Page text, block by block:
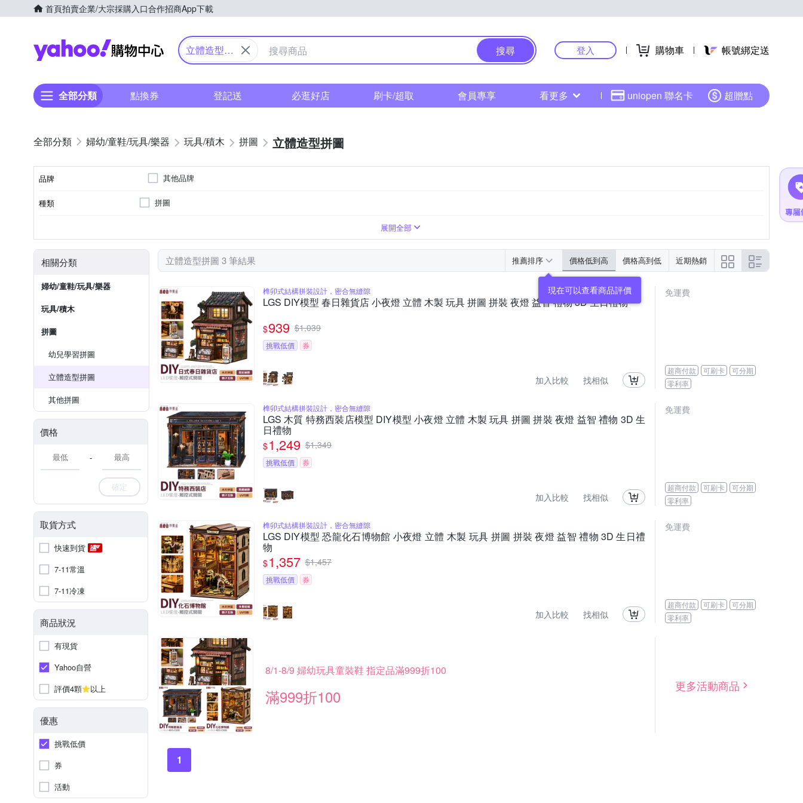
首頁拍賣企業/大宗採購入口合作招商App下載
Yahoo購物中心
立體造型拼
搜尋 登入 購物車 帳號綁定送
全部分類 點換券 登記送 必逛好店 刷卡/超取 會員專享 看更多 uniopen 聯名卡 超贈點
婦幼/童鞋/玩具/樂器 玩具/積木 拼圖 立體造型拼圖
品牌 其他品牌
種類 拼圖
展開全部
相關分類
婦幼/童鞋/玩具/樂器
玩具/積木
拼圖
幼兒學習拼圖
立體造型拼圖
其他拼圖
價格
-
確定
取貨方式
快速到貨
7-11常溫
7-11冷凍
商品狀況
有現貨
Yahoo自營
評價4顆
以上
優惠
挑戰低價
券
活動
立體造型拼圖 3 筆結果 推薦排序 價格低到高 價格高到低 近期熱銷
現在可以查看商品評價
榫卯式結構拼裝設計，密合無縫隙
LGS DIY模型 春日雜貨店 小夜燈 立體 木製 玩具 拼圖 拼裝 夜燈 益智 禮物 3D 生日禮物
$939 $1,039
挑戰低價 券
加入比較 找相似
免運費
超商付款 可刷卡
可分期
零利率
榫卯式結構拼裝設計，密合無縫隙
LGS 木質 特務西裝店模型 DIY模型 小夜燈 立體 木製 玩具 拼圖 拼裝 夜燈 益智 禮物 3D 生
日禮物
$1,249 $1,349
挑戰低價 券
加入比較 找相似
免運費
超商付款 可刷卡
可分期
零利率
榫卯式結構拼裝設計，密合無縫隙
LGS DIY模型 恐龍化石博物館 小夜燈 立體 木製 玩具 拼圖 拼裝 夜燈 益智 禮物 3D 生日禮
物
$1,357 $1,457
挑戰低價 券
加入比較 找相似
免運費
超商付款 可刷卡
可分期
零利率
8/1-8/9 婦幼玩具童裝鞋 指定品滿999折100
滿999折100
更多活動商品
1